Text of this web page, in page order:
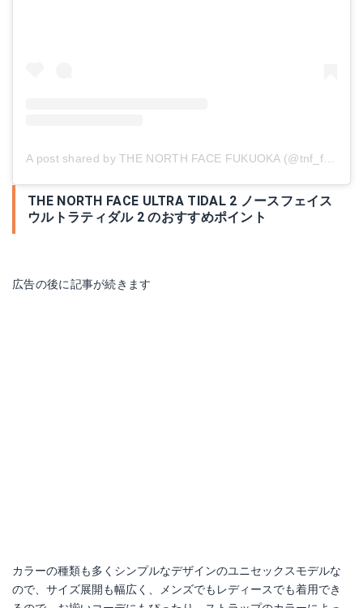
A post shared by THE NORTH FACE FUKUOKA (@tnf_fukuoka)
THE NORTH FACE ULTRA TIDAL 2 ノースフェイス
ウルトラティダル 2 のおすすめポイント
広告の後に記事が続きます
カラーの種類も多くシンプルなデザインのユニセックスモデルな
ので、サイズ展開も幅広く、メンズでもレディースでも着用でき